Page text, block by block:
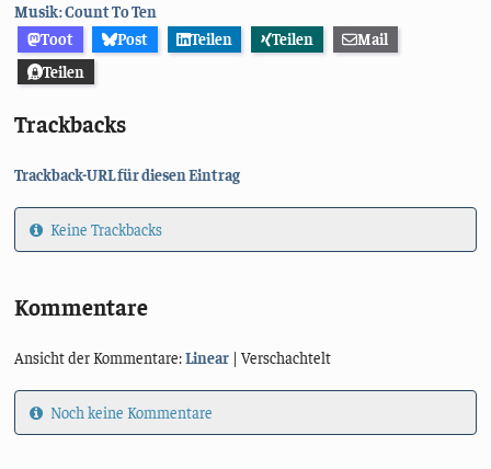
Musik: Count To Ten
Toot
Post Teilen Teilen
Mail
Teilen
Trackbacks
Trackback-URL für diesen Eintrag
Keine Trackbacks
Kommentare
Ansicht der Kommentare:Linear | Verschachtelt
Noch keine Kommentare